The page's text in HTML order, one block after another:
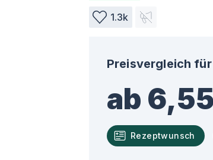
1.3k
Preisvergleich für
ab
Rezeptwunsch